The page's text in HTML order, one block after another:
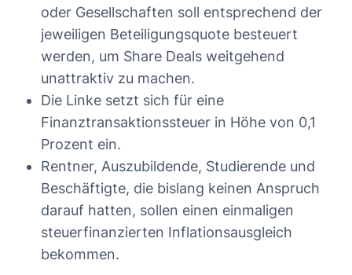
oder Gesellschaften soll entsprechend der
jeweiligen Beteiligungsquote besteuert
werden, um Share Deals weitgehend
unattraktiv zu machen.
Die Linke setzt sich für eine
Finanztransaktionssteuer in Höhe von 0,1
Prozent ein.
Rentner, Auszubildende, Studierende und
Beschäftigte, die bislang keinen Anspruch
darauf hatten, sollen einen einmaligen
steuerfinanzierten Inflationsausgleich
bekommen.